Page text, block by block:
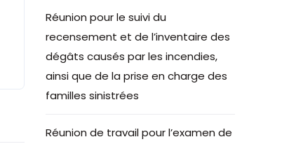
Réunion pour le suivi du
recensement et de l’inventaire des
dégâts causés par les incendies,
ainsi que de la prise en charge des
familles sinistrées
Réunion de travail pour l’examen de